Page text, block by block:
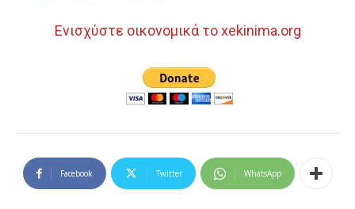
Ενισχύστε οικονομικά το xekinima.org
Facebook Twitter WhatsApp